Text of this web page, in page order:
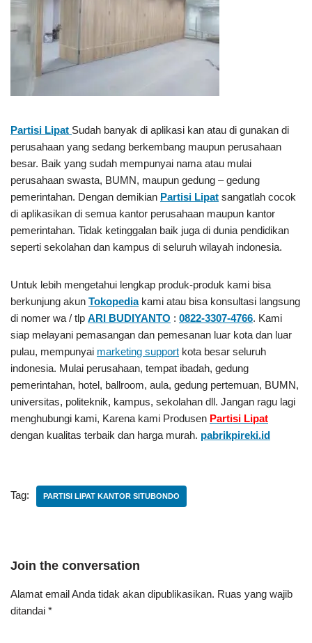
Partisi Lipat Sudah banyak di aplikasi kan atau di gunakan di
perusahaan yang sedang berkembang maupun perusahaan
besar. Baik yang sudah mempunyai nama atau mulai
perusahaan swasta, BUMN, maupun gedung – gedung
pemerintahan. Dengan demikian Partisi Lipat sangatlah cocok
di aplikasikan di semua kantor perusahaan maupun kantor
pemerintahan. Tidak ketinggalan baik juga di dunia pendidikan
seperti sekolahan dan kampus di seluruh wilayah indonesia.
Untuk lebih mengetahui lengkap produk-produk kami bisa
berkunjung akun Tokopediakami atau bisa konsultasi langsung
di nomer wa / tlp ARI BUDIYANTO : 0822-3307-4766. Kami
siap melayani pemasangan dan pemesanan luar kota dan luar
pulau, mempunyai marketing support kota besar seluruh
indonesia. Mulai perusahaan, tempat ibadah, gedung
pemerintahan, hotel, ballroom, aula, gedung pertemuan, BUMN,
universitas, politeknik, kampus, sekolahan dll. Jangan ragu lagi
menghubungi kami, Karena kami Produsen Partisi Lipat
dengan kualitas terbaik dan harga murah. pabrikpireki.id
Tag: PARTISI LIPAT KANTOR SITUBONDO
Join the conversation
Alamat email Anda tidak akan dipublikasikan. Ruas yang wajib
ditandai *